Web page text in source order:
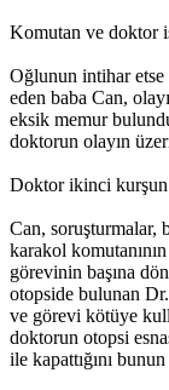
Komutan ve doktor
Oğlunun intihar etse
eden baba Can,
eksik memur
doktorun olayın
Doktor ikinci kurşun
Can, soruşturmalar,
karakol
görevinin başına
otopside bulunan
ve görevi kötüye
doktorun otopsi
ile kapattığını